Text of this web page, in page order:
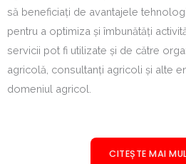
să beneficiați de avantajele
pentru a optimiza și îmbunătăți
servicii pot fi utilizate și de către
agricolă, consultanți agricoli și alte
domeniul agricol.
CITEȘTE MAI